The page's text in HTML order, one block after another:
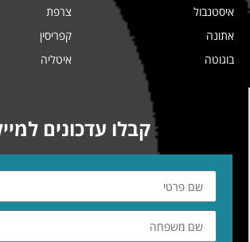
איסטנבול
אתונה
בוגוטה
צרפת
קפריסין
איטליה
קבלו עדכונים